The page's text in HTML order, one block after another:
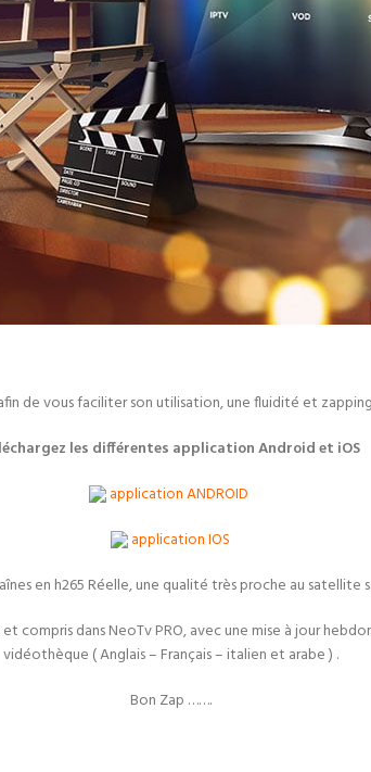
de vous faciliter son utilisation, une fluidité et
les différentes application Android et iOS
application ANDROID
application IOS
en h265 Réelle, une qualité très proche au
dans NeoTv PRO, avec une mise à jour
vidéothèque ( Anglais – Français – italien et arabe ) .
Bon Zap …….